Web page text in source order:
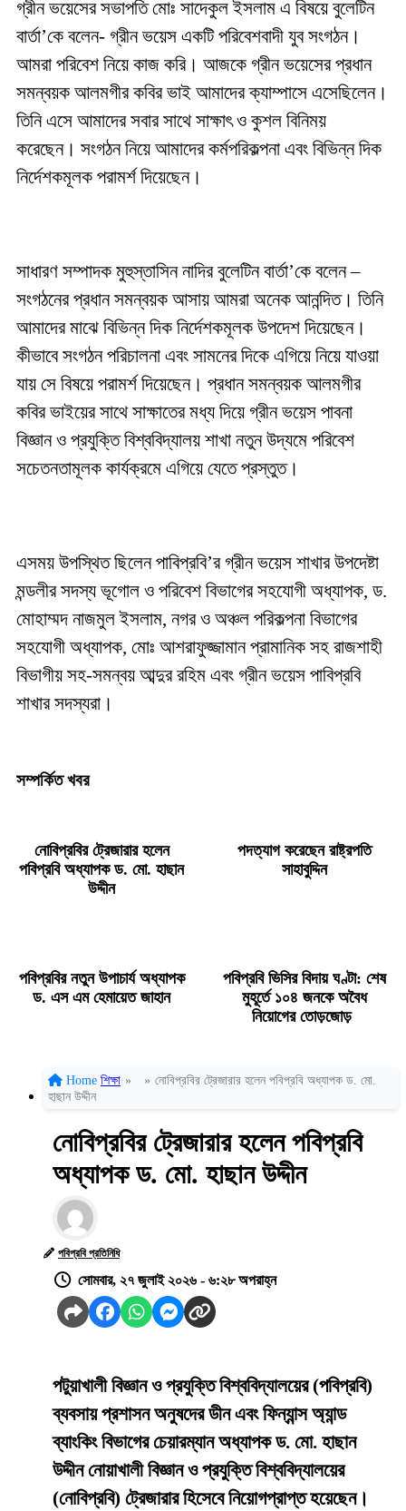
গ্রীন ভয়েসের সভাপতি মোঃ সাদেকুল ইসলাম এ বিষয়ে বুলেটিন
বার্তা’কে বলেন- গ্রীন ভয়েস একটি পরিবেশবাদী যুব সংগঠন।
আমরা পরিবেশ নিয়ে কাজ করি। আজকে গ্রীন ভয়েসের প্রধান
সমন্বয়ক আলমগীর কবির ভাই আমাদের ক্যাম্পাসে এসেছিলেন।
তিনি এসে আমাদের সবার সাথে সাক্ষাৎ ও কুশল বিনিময়
করেছেন। সংগঠন নিয়ে আমাদের কর্মপরিকল্পনা এবং বিভিন্ন দিক
নির্দেশকমূলক পরামর্শ দিয়েছেন।
সাধারণ সম্পাদক মুহুস্তাসিন নাদির বুলেটিন বার্তা’কে বলেন –
সংগঠনের প্রধান সমন্বয়ক আসায় আমরা অনেক আনন্দিত। তিনি
আমাদের মাঝে বিভিন্ন দিক নির্দেশকমূলক উপদেশ দিয়েছেন।
কীভাবে সংগঠন পরিচালনা এবং সামনের দিকে এগিয়ে নিয়ে যাওয়া
যায় সে বিষয়ে পরামর্শ দিয়েছেন। প্রধান সমন্বয়ক আলমগীর
কবির ভাইয়ের সাথে সাক্ষাতের মধ্য দিয়ে গ্রীন ভয়েস পাবনা
বিজ্ঞান ও প্রযুক্তি বিশ্ববিদ্যালয় শাখা নতুন উদ্যমে পরিবেশ
সচেতনতামূলক কার্যক্রমে এগিয়ে যেতে প্রস্তুত।
এসময় উপস্থিত ছিলেন পাবিপ্রবি’র গ্রীন ভয়েস শাখার উপদেষ্টা
মন্ডলীর সদস্য ভূগোল ও পরিবেশ বিভাগের সহযোগী অধ্যাপক, ড.
মোহাম্মদ নাজমুল ইসলাম, নগর ও অঞ্চল পরিকল্পনা বিভাগের
সহযোগী অধ্যাপক, মোঃ আশরাফুজ্জামান প্রামানিক সহ রাজশাহী
বিভাগীয় সহ-সমন্বয় আব্দুর রহিম এবং গ্রীন ভয়েস পাবিপ্রবি
শাখার সদস্যরা।
সম্পর্কিত খবর
নোবিপ্রবির ট্রেজারার হলেন
পবিপ্রবি অধ্যাপক ড. মো. হাছান
উদ্দীন
পদত্যাগ করেছেন রাষ্ট্রপতি
সাহাবুদ্দিন
পবিপ্রবির নতুন উপাচার্য অধ্যাপক
ড. এস এম হেমায়েত জাহান
পবিপ্রবি ভিসির বিদায় ঘণ্টা: শেষ
মুহূর্তে ১০৪ জনকে অবৈধ
নিয়োগের তোড়জোড়
Home শিক্ষা » » নোবিপ্রবির ট্রেজারার হলেন পবিপ্রবি অধ্যাপক ড. মো.
হাছান উদ্দীন
নোবিপ্রবির ট্রেজারার হলেন পবিপ্রবি
অধ্যাপক ড. মো. হাছান উদ্দীন
পবিপ্রবি প্রতিনিধি
সোমবার, ২৭ জুলাই ২০২৬ - ৬:২৮ অপরাহ্ন
পটুয়াখালী বিজ্ঞান ও প্রযুক্তি বিশ্ববিদ্যালয়ের (পবিপ্রবি)
ব্যবসায় প্রশাসন অনুষদের ডীন এবং ফিন্যান্স অ্যান্ড
ব্যাংকিং বিভাগের চেয়ারম্যান অধ্যাপক ড. মো. হাছান
উদ্দীন নোয়াখালী বিজ্ঞান ও প্রযুক্তি বিশ্ববিদ্যালয়ের
(নোবিপ্রবি) ট্রেজারার হিসেবে নিয়োগপ্রাপ্ত হয়েছেন।